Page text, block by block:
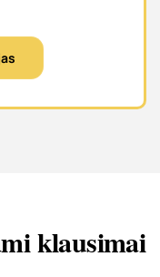
klausimai